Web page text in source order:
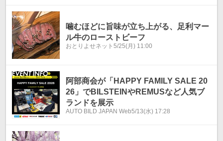
噛むほどに旨味が立ち上がる、足利マー
ル牛のローストビーフ
おとりよせネット 5/25(月) 11:00
阿部商会が「HAPPY FAMILY SALE 20
26」でBILSTEINやREMUSなど人気ブ
ランドを展示
AUTO BILD JAPAN Web5/13(水) 17:28